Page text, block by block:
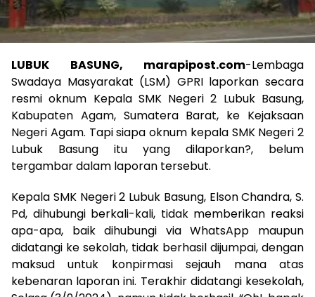
LUBUK BASUNG, marapipost.com-Lembaga
Swadaya Masyarakat (LSM) GPRI laporkan secara
resmi oknum Kepala SMK Negeri 2 Lubuk Basung,
Kabupaten Agam, Sumatera Barat, ke Kejaksaan
Negeri Agam. Tapi siapa oknum kepala SMK Negeri 2
Lubuk Basung itu yang dilaporkan?, belum
tergambar dalam laporan tersebut.
Kepala SMK Negeri 2 Lubuk Basung, Elson Chandra, S.
Pd, dihubungi berkali-kali, tidak memberikan reaksi
apa-apa, baik dihubungi via WhatsApp maupun
didatangi ke sekolah, tidak berhasil dijumpai, dengan
maksud untuk konpirmasi sejauh mana atas
kebenaran laporan ini. Terakhir didatangi kesekolah,